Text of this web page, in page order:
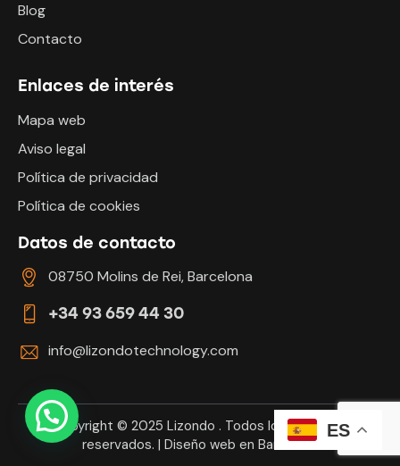
Blog
Contacto
Enlaces de interés
Mapa web
Aviso legal
Política de privacidad
Política de cookies
Datos de contacto
08750 Molins de Rei, Barcelona
+34 93 659 44 30
info@lizondotechnology.com
Copyright © 2025 Lizondo . Todos los derechos
reservados. | Diseño web en Barcelona
ES